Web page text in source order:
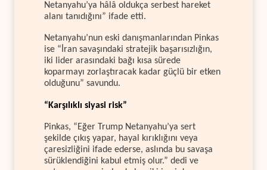
Netanyahu’ya hâlâ oldukça serbest hareket
alanı tanıdığını” ifade etti.
Netanyahu’nun eski danışmanlarından Pinkas
ise “İran savaşındaki stratejik başarısızlığın,
iki lider arasındaki bağı kısa sürede
koparmayı zorlaştıracak kadar güçlü bir etken
olduğunu” savundu.
“Karşılıklı siyasi risk”
Pinkas, “Eğer Trump Netanyahu’ya sert
şekilde çıkış yapar, hayal kırıklığını veya
çaresizliğini ifade ederse, aslında bu savaşa
sürüklendiğini kabul etmiş olur.” dedi ve